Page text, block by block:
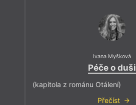
Ivana Myšková
Péče o duši
(kapitola z románu Otálení)
Přečíst